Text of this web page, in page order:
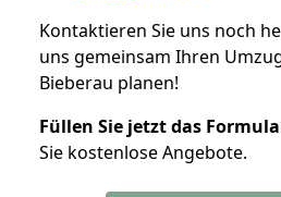
Kontaktieren Sie uns noch
uns gemeinsam Ihren
Bieberau planen!
Füllen Sie jetzt das
Sie kostenlose Angebote.